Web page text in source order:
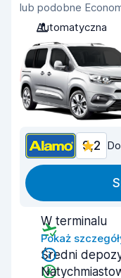
lub podobne
Automatyczna
9,2
W terminalu
Pokaż
Średni